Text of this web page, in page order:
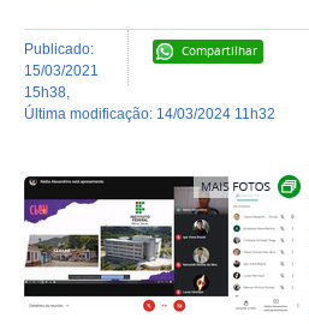
Compartilhar
publicado:
15/03/2021
15h38
última modificação: 14/03/2024 11h32